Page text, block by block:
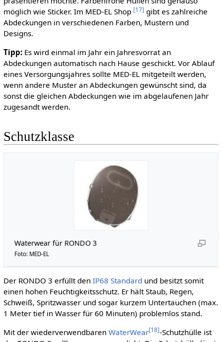
möglich wie Sticker. Im MED-EL Shop [17] gibt es zahlreiche
Abdeckungen in verschiedenen Farben, Mustern und
Designs.
Tipp:Es wird einmal im Jahr ein Jahresvorrat an
Abdeckungen automatisch nach Hause geschickt. Vor Ablauf
eines Versorgungsjahres sollte MED-EL mitgeteilt werden,
wenn andere Muster an Abdeckungen gewünscht sind, da
sonst die gleichen Abdeckungen wie im abgelaufenen Jahr
zugesandt werden.
Schutzklasse
Waterwear für RONDO 3
Foto: MED-EL
Der RONDO 3 erfüllt den IP68 Standard und besitzt somit
einen hohen Feuchtigkeitsschutz. Er hält Staub, Regen,
Schweiß, Spritzwasser und sogar kurzem Untertauchen (max.
1 Meter tief in Wasser für 60 Minuten) problemlos stand.
Mit der wiederverwendbaren WaterWear[18]-Schutzhülle ist